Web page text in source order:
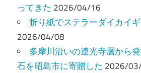
ってきた 2026/04/16
折り紙でステラーダイカイ
2026/04/08
多摩川沿いの連光寺層から
石を昭島市に寄贈した 2026/